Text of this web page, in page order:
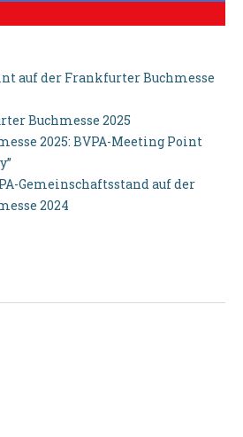
auf der Frankfurter Buchmesse
Buchmesse 2025
2025: BVPA-Meeting Point
Gemeinschaftsstand auf der
2024